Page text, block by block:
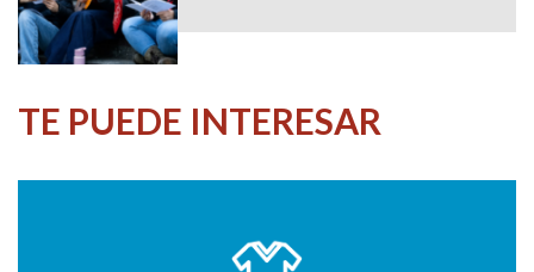
TE PUEDE INTERESAR